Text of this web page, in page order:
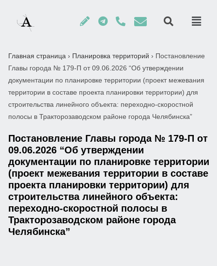
Главная страница › Планировка территорий › Постановление
Главы города № 179-П от 09.06.2026 “Об утверждении
документации по планировке территории (проект межевания
территории в составе проекта планировки территории) для
строительства линейного объекта: переходно-скоростной
полосы в Тракторозаводском районе города Челябинска”
Постановление Главы города № 179-П от
09.06.2026 “Об утверждении
документации по планировке территории
(проект межевания территории в составе
проекта планировки территории) для
строительства линейного объекта:
переходно-скоростной полосы в
Тракторозаводском районе города
Челябинска”